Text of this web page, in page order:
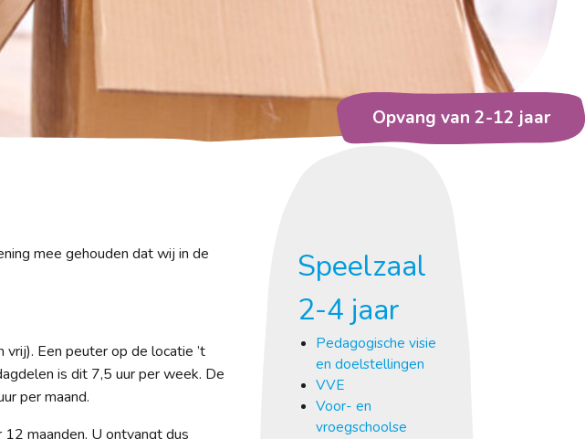
Opvang van 2-12 jaar
mee gehouden dat wij in de
Een peuter op de locatie ’t
is dit 7,5 uur per week. De
per maand.
maanden. U ontvangt dus
Speelzaal
2-4 jaar
Pedagogische visie
en doelstellingen
VVE
Voor- en
vroegschoolse